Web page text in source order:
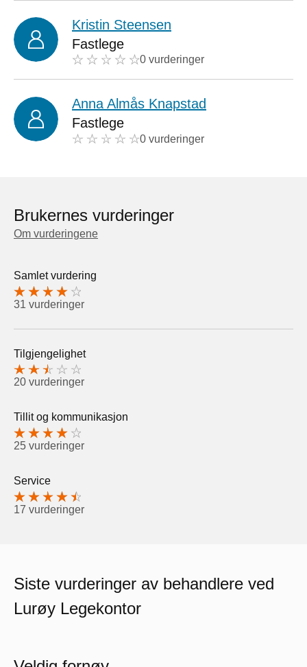
Kristin Steensen
Fastlege
0 vurderinger
Anna Almås Knapstad
Fastlege
0 vurderinger
Brukernes vurderinger
Om vurderingene
Samlet vurdering
31 vurderinger
Tilgjengelighet
20 vurderinger
Tillit og kommunikasjon
25 vurderinger
Service
17 vurderinger
Siste vurderinger av behandlere ved
Lurøy Legekontor